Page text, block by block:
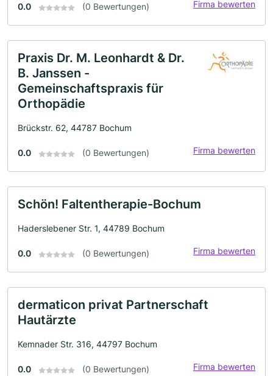
0.0 (0 Bewertungen) Firma bewerten
Praxis Dr. M. Leonhardt & Dr.
B. Janssen -
Gemeinschaftspraxis für
Orthopädie
Brückstr. 62, 44787 Bochum
0.0 (0 Bewertungen) Firma bewerten
Schön! Faltentherapie-Bochum
Haderslebener Str. 1, 44789 Bochum
0.0 (0 Bewertungen) Firma bewerten
dermaticon privat Partnerschaft
Hautärzte
Kemnader Str. 316, 44797 Bochum
0.0 (0 Bewertungen) Firma bewerten